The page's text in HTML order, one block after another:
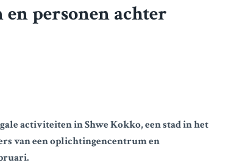
en personen achter
activiteiten in Shwe Kokko, een stad in het
van een oplichtingencentrum en